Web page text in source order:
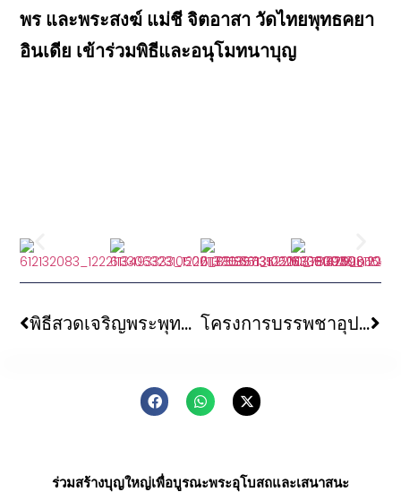
พร และพระสงฆ์ แม่ชี จิตอาสา วัดไทยพุทธคยา
อินเดีย เข้าร่วมพิธีและอนุโมทนาบุญ
พิธีสวดเจริญพระพุทธมนต์ส่งท้ายปี ๒๕๖๘ รับปีใหม่ ๒๕๖๙ ณ ใต้ต้นพระศรีมหาโพธิ์ พุทธคยา อินเดีย โครงการบรรพชาอุปสมบท “มหาวชิราโพธิ” รุ่นที่ ๕ ณ วัดไทยพุทธคยา อินเดีย
ร่วมสร้างบุญใหญ่เพื่อบูรณะพระอุโบสถและเสนาสนะ